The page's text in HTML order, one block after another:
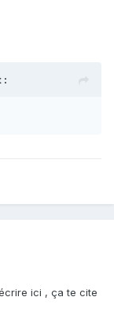
:
ici , ça te cite